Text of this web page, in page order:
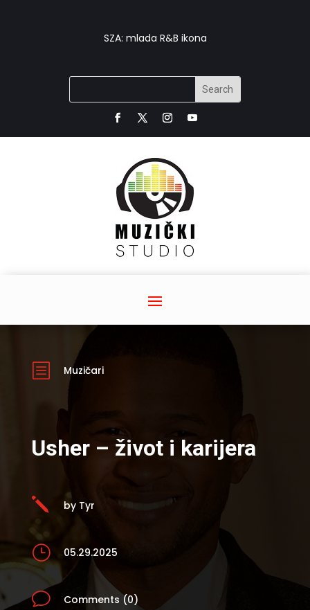
SZA: mlada R&B ikona
b Muzičari
Usher – život i karijera
j by Tyr
} 05.29.2025
v Comments (0)